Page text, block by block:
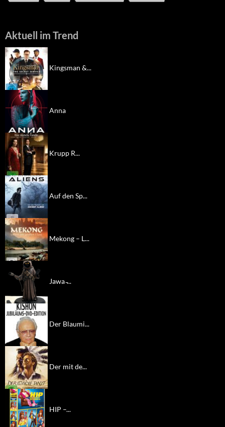
Aktuell im Trend
Kingsman &...
Anna
Krupp R...
Auf den Sp...
Mekong – L...
Jawa ̵...
Der Blaumi...
Der mit de...
HIP –...